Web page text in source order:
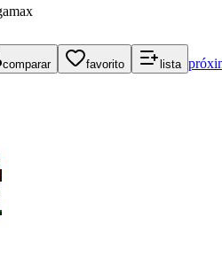
comparar favorito lista